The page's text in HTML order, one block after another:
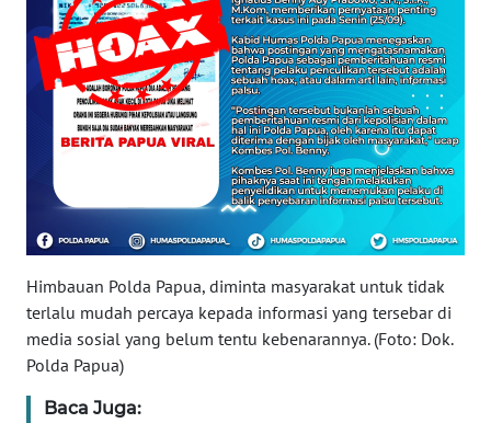
Himbauan Polda Papua, diminta masyarakat untuk tidak
terlalu mudah percaya kepada informasi yang tersebar di
media sosial yang belum tentu kebenarannya. (Foto: Dok.
Polda Papua)
Baca Juga:
WN
PAPUA
BARAT
WN
SERAMBI
WN
JAMBI
SULTRA